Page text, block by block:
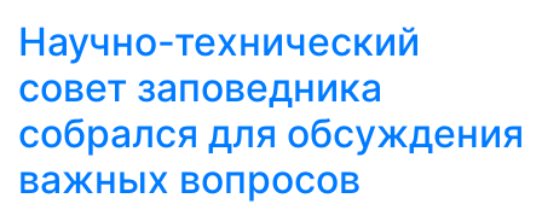
Научно-технический
совет заповедника
собрался для обсуждения
важных вопросов